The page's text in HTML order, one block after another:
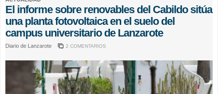
El informe sobre renovables del Cabildo sitúa
una planta fotovoltaica en el suelo del
campus universitario de Lanzarote
Diario de Lanzarote 2 COMENTARIOS